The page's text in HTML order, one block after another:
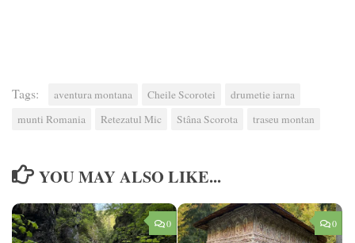
Tags: aventura montana Cheile Scorotei
drumetie iarna
munti Romania
Retezatul Mic Stâna Scorota traseu montan
YOU MAY ALSO LIKE...
0 0